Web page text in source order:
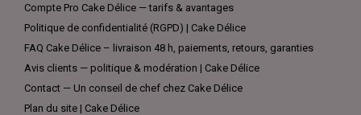
Compte Pro Cake Délice — tarifs & avantages
Politique de confidentialité (RGPD) | Cake Délice
FAQ Cake Délice – livraison 48 h, paiements, retours, garanties
Avis clients — politique & modération | Cake Délice
Contact — Un conseil de chef chez Cake Délice
Plan du site | Cake Délice